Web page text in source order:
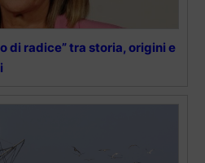
di radice” tra storia, origini e